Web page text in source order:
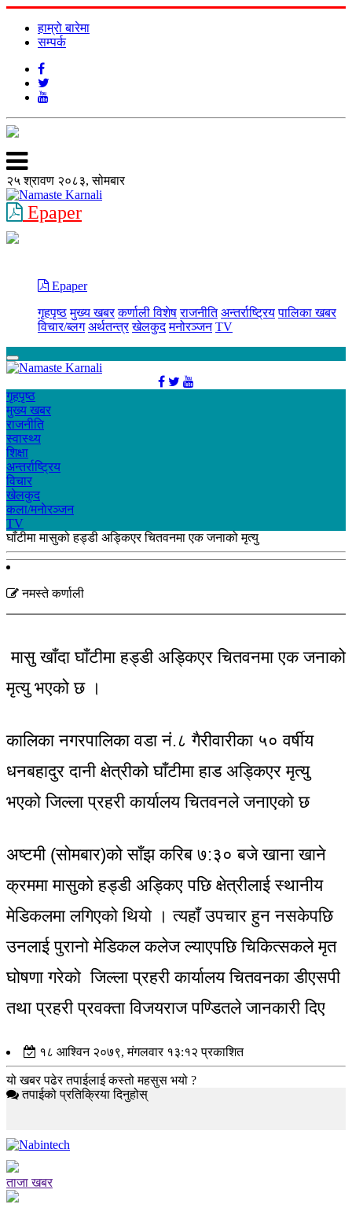
हाम्रो बारेमा
सम्पर्क
२५ श्रावण २०८३, सोमबार
Epaper
Epaper
गृहपृष्ठ मुख्य खबर कर्णाली विशेष राजनीति अन्तर्राष्ट्रिय पालिका खबर
विचार/ब्लग अर्थतन्त्र खेलकुद मनोरञ्जन TV
गृहपृष्ठ
मुख्य खबर
राजनीति
स्वास्थ्य
शिक्षा
अन्तर्राष्ट्रिय
विचार
खेलकुद
कला/मनाेरञ्जन
TV
घाँटीमा मासुको हड्डी अड्किएर चितवनमा एक जनाको मृत्यु
नमस्ते कर्णाली
मासु खाँदा घाँटीमा हड्डी अड्किएर चितवनमा एक जनाको
मृत्यु भएको छ ।
कालिका नगरपालिका वडा नं.८ गैरीवारीका ५० वर्षीय
धनबहादुर दानी क्षेत्रीको घाँटीमा हाड अड्किएर मृत्यु
भएको जिल्ला प्रहरी कार्यालय चितवनले जनाएको छ
अष्टमी (सोमबार)को साँझ करिब ७:३० बजे खाना खाने
क्रममा मासुको हड्डी अड्किए पछि क्षेत्रीलाई स्थानीय
मेडिकलमा लगिएको थियो । त्यहाँ उपचार हुन नसकेपछि
उनलाई पुरानो मेडिकल कलेज ल्याएपछि चिकित्सकले मृत
घोषणा गरेको जिल्ला प्रहरी कार्यालय चितवनका डीएसपी
तथा प्रहरी प्रवक्ता विजयराज पण्डितले जानकारी दिए
१८ आश्विन २०७९, मंगलवार १३:१२ प्रकाशित
यो खबर पढेर तपाईलाई कस्तो महसुस भयो ?
तपाईको प्रतिक्रिया दिनुहोस्
ताजा खबर